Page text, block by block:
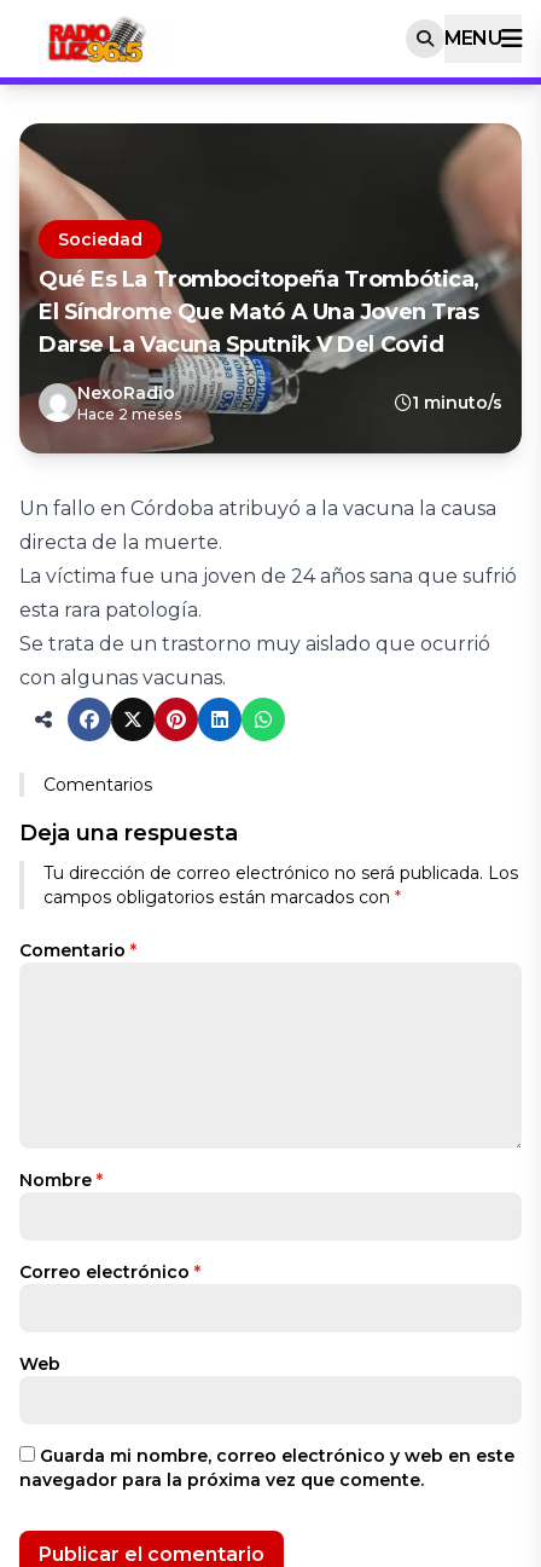
MENU
Sociedad
Qué Es La Trombocitopeña Trombótica,
El Síndrome Que Mató A Una Joven Tras
Darse La Vacuna Sputnik V Del Covid
NexoRadio
Hace 2 meses
1 minuto/s
Un fallo en Córdoba atribuyó a la vacuna la causa
directa de la muerte.
La víctima fue una joven de 24 años sana que sufrió
esta rara patología.
Se trata de un trastorno muy aislado que ocurrió
con algunas vacunas.
Comentarios
Deja una respuesta
Tu dirección de correo electrónico no será publicada. Los
campos obligatorios están marcados con *
Comentario *
Nombre *
Correo electrónico *
Web
Guarda mi nombre, correo electrónico y web en este
navegador para la próxima vez que comente.